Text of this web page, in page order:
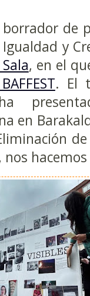
borrador de
y
, en el
. El
en